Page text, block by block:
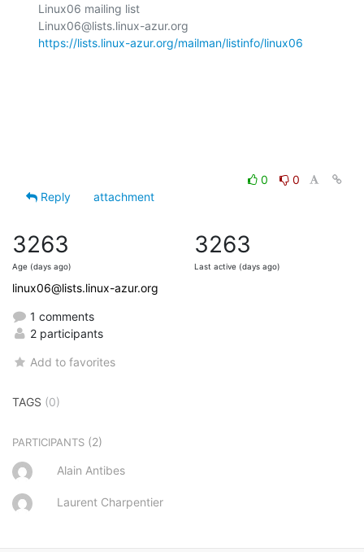
Linux06 mailing list
https://lists.linux-azur.org/mailman/listinfo/linux06
0
0
Reply
attachment
3263
Age (days ago)
3263
Last active (days ago)
linux06@lists.linux-azur.org
1 comments
2 participants
Add to favorites
TAGS (0)
PARTICIPANTS (2)
Alain Antibes
Laurent Charpentier